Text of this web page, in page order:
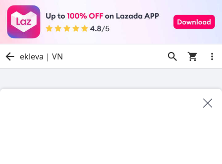
ekleva | VN